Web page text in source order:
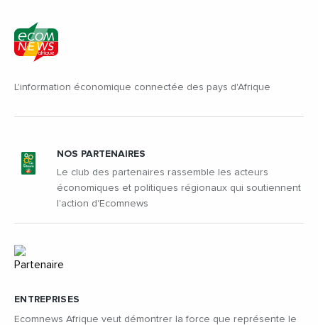
L'information économique connectée des pays d'Afrique
ENTREPRISES
Ecomnews Afrique veut démontrer la force que représente le
NOS PARTENAIRES
Le club des partenaires rassemble les acteurs
économiques et politiques régionaux qui soutiennent
l'action d'Ecomnews